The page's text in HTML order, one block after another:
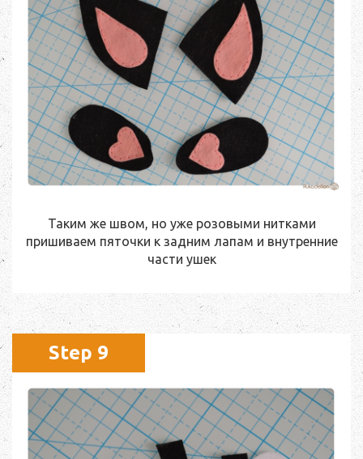
Таким же швом, но уже розовыми нитками
пришиваем пяточки к задним лапам и внутренние
части ушек
Step 9